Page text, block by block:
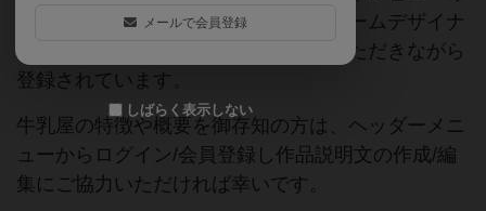
の情報は、ボドゲーマ運営事務局・ゲームデザイナ
ーご本人様・有志の皆様にご協力をいただきながら
登録されています。
牛乳屋の特徴や概要を御存知の方は、ヘッダーメニ
ューからログイン/会員登録し作品説明文の作成/編
集にご協力いただければ幸いです。
メールで会員登録
しばらく表示しない